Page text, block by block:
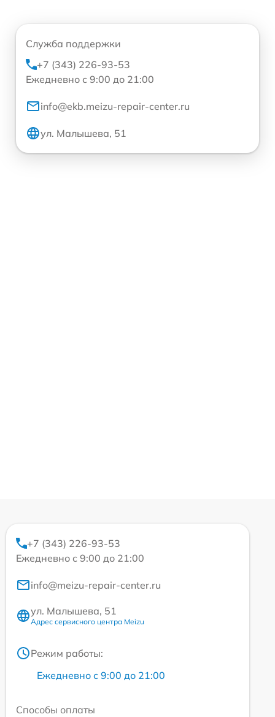
Служба поддержки
+7 (343) 226-93-53
Ежедневно с 9:00 до 21:00
info@ekb.meizu-repair-center.ru
ул. Малышева, 51
+7 (343) 226-93-53
Ежедневно с 9:00 до 21:00
info@meizu-repair-center.ru
ул. Малышева, 51
Адрес сервисного центра Meizu
Режим работы:
Ежедневно с 9:00 до 21:00
Способы оплаты